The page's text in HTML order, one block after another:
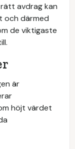
avdrag kan
och därmed
de viktigaste
är
höjt värdet